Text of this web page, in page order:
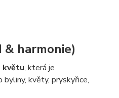
harmonie)
květu, která je
byliny, květy, pryskyřice,